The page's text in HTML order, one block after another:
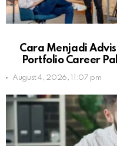
Cara Menjadi
Portfolio Career
August 4, 2026, 11:07 pm